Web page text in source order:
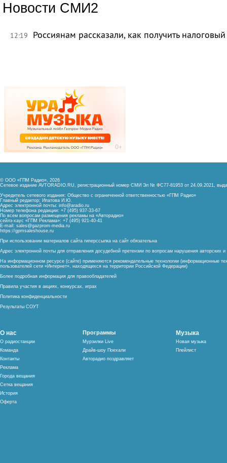
Новости СМИ2
12:19 Россиянам рассказали, как получить
© ООО «ГПМ Радио», 2026
Сетевое издание AVTORADIO.RU, регистрационный номер СМИ Эл № ФС77-81953 от 24.09.2021,
Учредитель сетевого издания: Общество с ограниченной ответственностью «ГПМ Радио»
Главный редактор: Ипатова И.Ю.
Адрес электронной почты: info@aradio.ru
Номер телефона редакции: +7 (495) 937-33-67
По всем вопросам размещения рекламы на «Авторадио»
сейлз-хаус «ГПМ Реклама»: +7 (495) 921-40-41
E-mail: sales@gazprom-media.ru
https://gpmsaleshouse.ru
При использовании материалов сайта гиперссылка на сайт обязательна
Адрес электронной почты для отправления досудебной претензии по вопросам нарушения авторских
На информационном ресурсе (сайте) применяются рекомендательные технологии (информационные
пользователей сети «Интернет», находящихся на территории Российской Федерации)
Более подробная информация для правообладателей
Правила участия в акциях, конкурсах, играх
Политика конфиденциальности
Результаты СОУТ
О нас
О радиостанции
Команда
Контакты
Реклама
Города вещания
Сетка вещания
История
Оферта
Программы
Мурзилки Live
Драйв-шоу Поехали
Авторадио поздравляет
Музыка
Новая музыка
Плейлист